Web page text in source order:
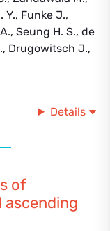
Y., Funke J.,
Seung H. S., de
Drugowitsch J.,
Details
of
ascending